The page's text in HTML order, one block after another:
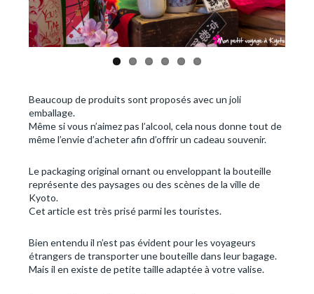
Beaucoup de produits sont proposés avec un joli
emballage.
Même si vous n’aimez pas l’alcool, cela nous donne tout de
même l’envie d’acheter afin d’offrir un cadeau souvenir.
Le packaging original ornant ou enveloppant la bouteille
représente des paysages ou des scènes de la ville de
Kyoto.
Cet article est très prisé parmi les touristes.
Bien entendu il n’est pas évident pour les voyageurs
étrangers de transporter une bouteille dans leur bagage.
Mais il en existe de petite taille adaptée à votre valise.